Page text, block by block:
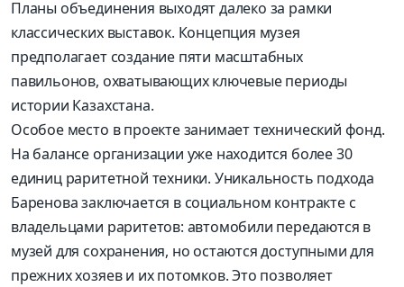
Планы объединения выходят далеко за рамки
классических выставок. Концепция музея
предполагает создание пяти масштабных
павильонов, охватывающих ключевые периоды
истории Казахстана.
Особое место в проекте занимает технический фонд.
На балансе организации уже находится более 30
единиц раритетной техники. Уникальность подхода
Баренова заключается в социальном контракте с
владельцами раритетов: автомобили передаются в
музей для сохранения, но остаются доступными для
прежних хозяев и их потомков. Это позволяет